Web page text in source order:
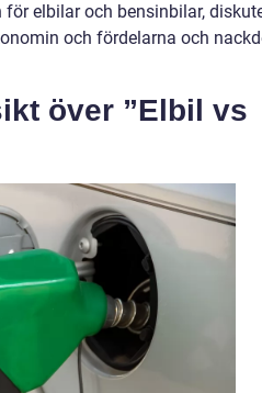
elbilar och bensinbilar,
och fördelarna och
över ”Elbil vs